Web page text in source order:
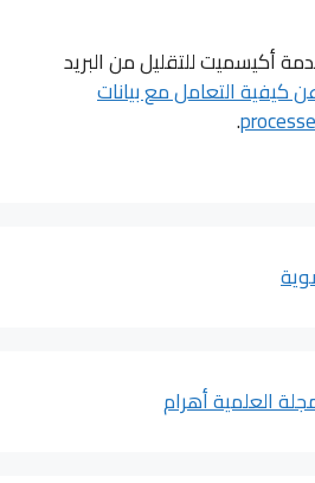
أكيسميت للتقليل من البريد
كيفية التعامل مع بيانات
.